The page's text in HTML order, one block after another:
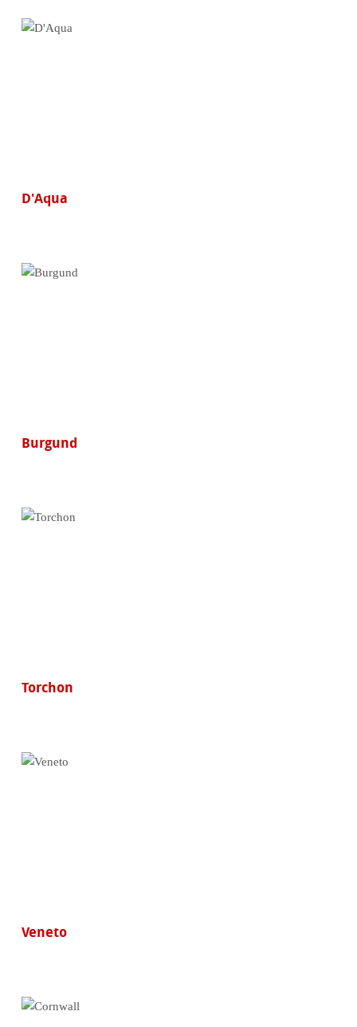
D'Aqua
Burgund
Torchon
Veneto